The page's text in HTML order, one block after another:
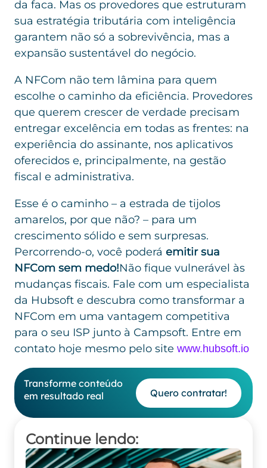
da faca. Mas os provedores que estruturam
sua estratégia tributária com inteligência
garantem não só a sobrevivência, mas a
expansão sustentável do negócio.
A NFCom não tem lâmina para quem
escolhe o caminho da eficiência. Provedores
que querem crescer de verdade precisam
entregar excelência em todas as frentes: na
experiência do assinante, nos aplicativos
oferecidos e, principalmente, na gestão
fiscal e administrativa.
Esse é o caminho – a estrada de tijolos
amarelos, por que não? – para um
crescimento sólido e sem surpresas.
Percorrendo-o, você poderá emitir sua
NFCom sem medo!Não fique vulnerável às
mudanças fiscais. Fale com um especialista
da Hubsoft e descubra como transformar a
NFCom em uma vantagem competitiva
para o seu ISP junto à Campsoft. Entre em
contato hoje mesmo pelo site www.hubsoft.io
Transforme conteúdo
em resultado real
Quero contratar!
Continue lendo: